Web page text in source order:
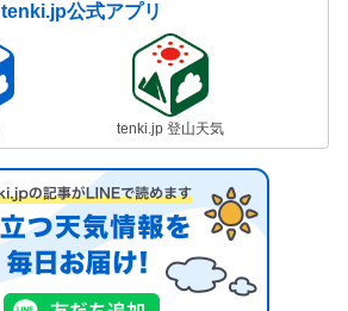
tenki.jp公式アプリ
tenki.jp 登山天気